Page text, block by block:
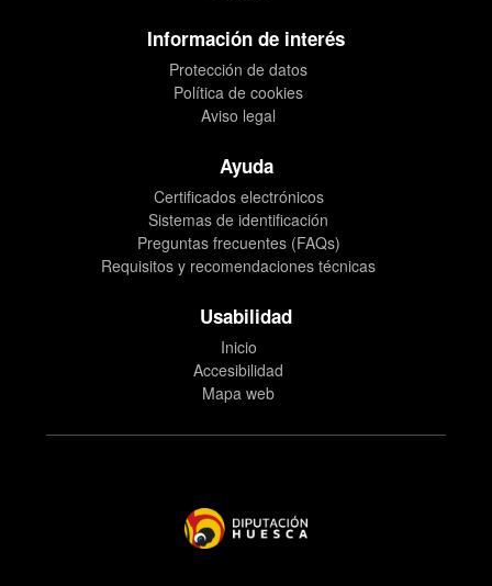
Información de interés
Protección de datos
Política de cookies
Aviso legal
Ayuda
Certificados electrónicos
Sistemas de identificación
Preguntas frecuentes (FAQs)
Requisitos y recomendaciones técnicas
Usabilidad
Inicio
Accesibilidad
Mapa web